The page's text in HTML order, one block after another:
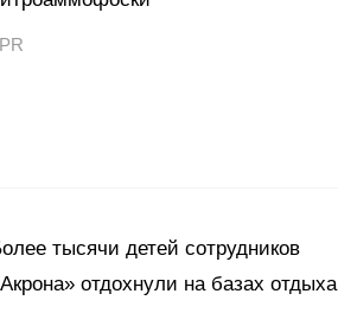
Feng
тысячи детей сотрудников
отдохнули на базах отдыха